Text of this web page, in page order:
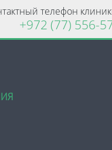
Может быть
детей,
телефон
+972 (77) 556-